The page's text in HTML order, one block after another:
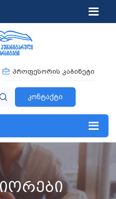
პროფესორის კაბინეტი
კონტაქტი